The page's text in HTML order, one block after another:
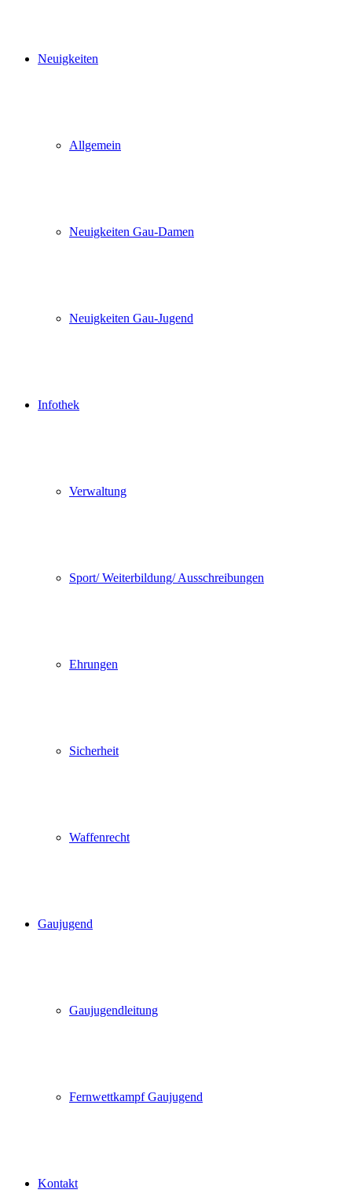
Neuigkeiten
Allgemein
Neuigkeiten Gau-Damen
Neuigkeiten Gau-Jugend
Infothek
Verwaltung
Sport/ Weiterbildung/ Ausschreibungen
Ehrungen
Sicherheit
Waffenrecht
Gaujugend
Gaujugendleitung
Fernwettkampf Gaujugend
Kontakt